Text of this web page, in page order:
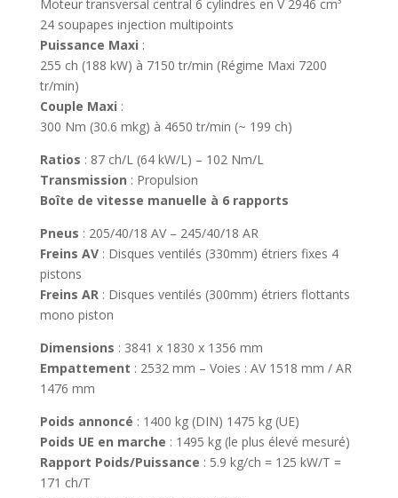
Moteur transversal central 6 cylindres en V 2946 cm³
24 soupapes injection multipoints
Puissance Maxi :
255 ch (188 kW) à 7150 tr/min (Régime Maxi 7200
tr/min)
Couple Maxi :
300 Nm (30.6 mkg) à 4650 tr/min (~ 199 ch)
Ratios : 87 ch/L (64 kW/L) – 102 Nm/L
Transmission : Propulsion
Boîte de vitesse manuelle à 6 rapports
Pneus : 205/40/18 AV – 245/40/18 AR
Freins AV: Disques ventilés (330mm) étriers fixes 4
pistons
Freins AR : Disques ventilés (300mm) étriers flottants
mono piston
Dimensions : 3841 x 1830 x 1356 mm
Empattement : 2532 mm – Voies : AV 1518 mm / AR
1476 mm
Poids annoncé : 1400 kg (DIN) 1475 kg (UE)
Poids UE en marche : 1495 kg (le plus élevé mesuré)
Rapport Poids/Puissance : 5.9 kg/ch = 125 kW/T =
171 ch/T